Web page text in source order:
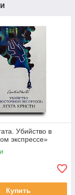
Убийство в
экспрессе»
Купить